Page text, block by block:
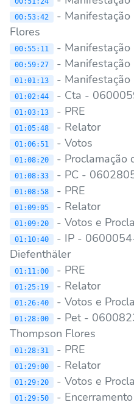
00:53:42
- Manifestação
Flores
00:55:11 - Manifestação
00:59:27 - Manifestação
01:01:13 - Manifestação
01:02:44 - Cta -
01:03:13 - PRE
01:05:48 - Relator
01:06:51 - Votos
01:08:20 - Proclamação
01:08:33 - PC -
01:08:58 - PRE
01:09:05 - Relator
01:09:20 - Votos e
01:10:40
- IP -
Diefenthäler
01:11:00 - PRE
01:25:19 - Relator
01:26:40 - Votos e
01:28:00
- Pet -
Thompson Flores
01:28:31 - PRE
01:29:00 - Relator
01:29:20 - Votos e
01:29:50 - Encerramento